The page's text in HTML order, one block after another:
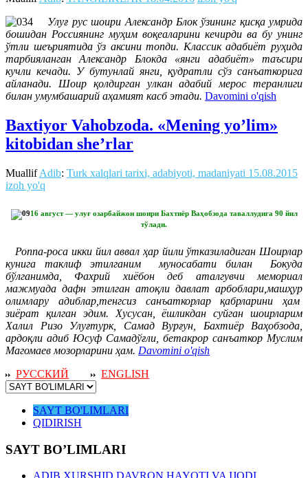
Улуғ рус шоири Александр Блок ўзининг қисқа умрида
бошидан Россиянинг муҳим воқеаларини кечирди ва бу унинг
ўтли шеъриятида ўз аксини топди. Классик адабиёт руҳида
тарбияланган Александр Блокда «янги адабиёт» таъсири
кучли кечади. У бутунлай янги, қудратли сўз санъаткорига
айланади. Шоир қолдирган улкан адабий мерос теранлиги
билан умумбашарий аҳамият касб этади. Davomini o'qish
Baxtiyor Vahobzoda. «Mening yo’lim»
kitobidan she’rlar
MuallifAdib: Turk xalqlari tarixi, adabiyoti, madaniyati 15.08.2015
izoh yo'q
16 август — улуғ озарбайжон шоири Бахтиёр Ваҳобзода таваллудига 90 йил
тўлади.
Роппа-роса икки йил аввал ҳар йили ўтказиладиган Шоирлар
кунига таклиф этилганим муносабати билан Бокуда
бўлганимда, Фахрий хиёбон деб аталгувчи мемориал
мажмуада дафн этилган атоқли давлат арбоблари,машҳур
олимлару адиблар,тенгсиз санъаткорлар қабрларини ҳам
зиёрат қилган эдим. Хусусан, ёшликдан суйган шоирларим
Халил Ризо Улуғтурк, Самад Вурғун, Бахтиёр Ваҳобзода,
ардоқли адиб Юсуф Самадўғли, бетакрор санъаткор Муслим
Магомаев мозорларини ҳам. Davomini o'qish
РУССКИЙ
ENGLISH
SAYT BO'LIMLARI
QIDIRISH
SAYT BO’LIMLARI